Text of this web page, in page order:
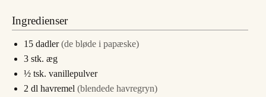
Ingredienser
15 dadler (de bløde i papæske)
3 stk. æg
½ tsk. vanillepulver
2 dl havremel (blendede havregryn)